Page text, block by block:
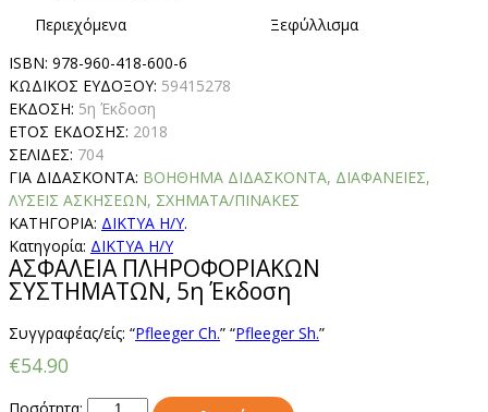
Ξεφύλλισμα
Περιεχόμενα
ISBN: 978-960-418-600-6
ΚΩΔΙΚΟΣ ΕΥΔΟΞΟΥ: 59415278
ΕΚΔΟΣΗ: 5η Έκδοση
ΕΤΟΣ ΕΚΔΟΣΗΣ: 2018
ΣΕΛΙΔΕΣ: 704
ΓΙΑ ΔΙΔΑΣΚΟΝΤΑ: ΒΟΗΘΗΜΑ ΔΙΔΑΣΚΟΝΤΑ, ΔΙΑΦΑΝΕΙΕΣ,
ΛΥΣΕΙΣ ΑΣΚΗΣΕΩΝ, ΣΧΗΜΑΤΑ/ΠΙΝΑΚΕΣ
ΚΑΤΗΓΟΡΊΑ: ΔΙΚΤΥΑ Η/Υ.
Κατηγορία: ΔΙΚΤΥΑ Η/Υ
ΑΣΦΑΛΕΙΑ ΠΛΗΡΟΦΟΡΙΑΚΩΝ
ΣΥΣΤΗΜΑΤΩΝ, 5η Έκδοση
Συγγραφέας/είς: “Pfleeger Ch.” “Pfleeger Sh.”
€54.90